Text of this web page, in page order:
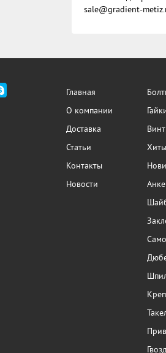
sale@gradient-
Главная
О компании
Доставка
Статьи
Контакты
Новости
Хиты